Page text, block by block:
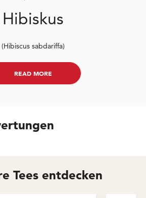
Hibiskus
(Hibiscus sabdariffa)
READ MORE
Tees entdecken